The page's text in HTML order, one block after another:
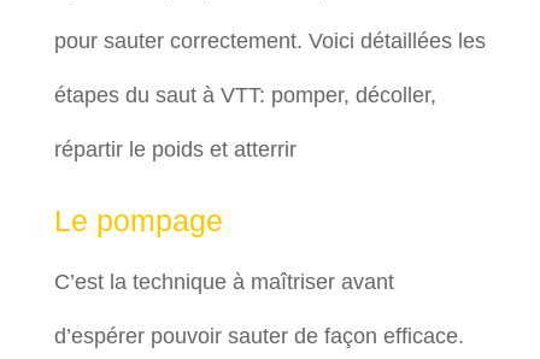
pour sauter correctement. Voici détaillées les
étapes du saut à VTT: pomper, décoller,
répartir le poids et atterrir
Le pompage
C’est la technique à maîtriser avant
d’espérer pouvoir sauter de façon efficace.